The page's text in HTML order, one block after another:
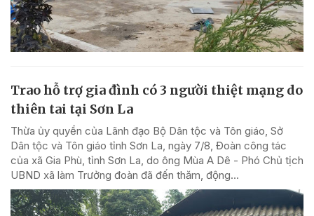
Trao hỗ trợ gia đình có 3 người thiệt mạng do
thiên tai tại Sơn La
Thừa ủy quyền của Lãnh đạo Bộ Dân tộc và Tôn giáo, Sở
Dân tộc và Tôn giáo tỉnh Sơn La, ngày 7/8, Đoàn công tác
của xã Gia Phù, tỉnh Sơn La, do ông Mùa A Dê - Phó Chủ tịch
UBND xã làm Trưởng đoàn đã đến thăm, động...